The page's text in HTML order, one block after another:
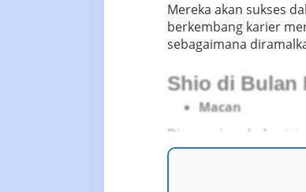
Mereka akan sukses
berkembang karier
sebagaimana
Shio di Bulan
Macan
Di sepanjang bulan
memperlihatkan